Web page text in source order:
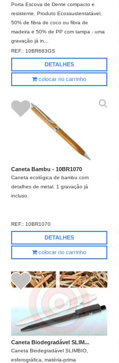
Porta Escova de Dente compacto e
resistente. Produto Ecossustentatável,
50% de fibra de coco ou fibra de
madeira e 50% de PP com tampa - uma
gravação já in...
REF.:10BR683GS
DETALHES
colocar no carrinho
Caneta Bambu - 10BR1070
Caneta ecológica de bambu com
detalhes de metal. 1 gravação já
incluso.
REF.: 10BR1070
DETALHES
colocar no carrinho
Caneta Biodegradável SLIM...
Caneta Biodegradável SLIMBIO,
esferográfica, matéria-prima